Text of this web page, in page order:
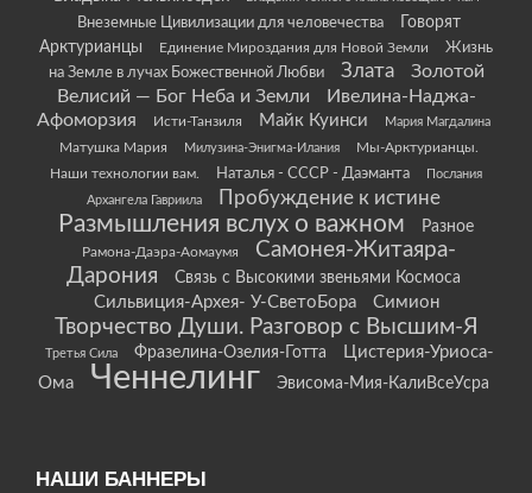
Внеземные Цивилизации для человечества
Говорят
Арктурианцы
Единение Мироздания для Новой Земли
Жизнь
на Земле в лучах Божественной Любви
Злата
Золотой
Велисий — Бог Неба и Земли
Ивелина-Наджа-
Афоморзия
Исти-Танзиля Майк Куинси Мария Магдалина
Матушка Мария Милузина-Энигма-Илания
Мы-Арктурианцы.
Наши технологии вам.
Наталья - СССР - Даэманта
Послания
Архангела Гавриила
Пробуждение к истине
Размышления вслух о важном Разное
Рамона-Даэра-Аомаумя
Самонея-Житаяра-
Дарония
Связь с Высокими звеньями Космоса
Сильвиция-Архея- У-СветоБора Симион
Творчество Души. Разговор с Высшим-Я
Третья Сила Фразелина-Озелия-Готта
Цистерия-Уриоса-
Ома
Ченнелинг Эвисома-Мия-КалиВсеУсра
НАШИ БАННЕРЫ